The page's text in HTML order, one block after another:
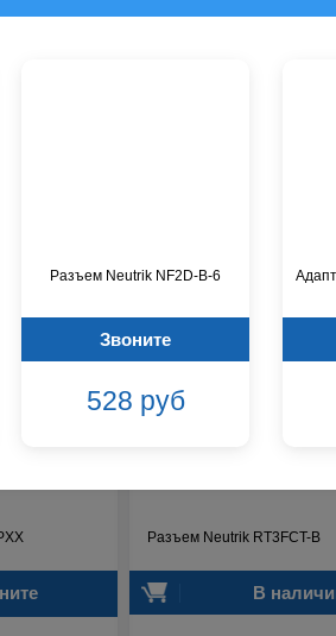
Разъем Neutrik NF2D-B-6
Звоните
528 руб
Разъем Neutrik RT3FCT-B
В